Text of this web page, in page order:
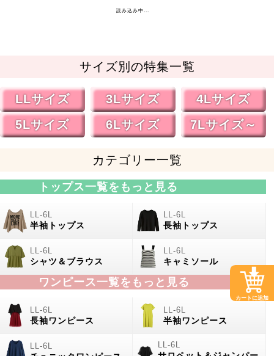
読み込み中...
サイズ別の特集一覧
LLサイズ 3Lサイズ
4Lサイズ
5Lサイズ
6Lサイズ 7Lサイズ～
カテゴリー一覧
トップス一覧をもっと見る
半袖トップス 長袖トップス
シャツ＆ブラウス キャミソール
ワンピース一覧をもっと見る
長袖ワンピース 半袖ワンピース
カートに追加